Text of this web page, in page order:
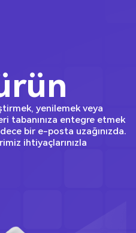
yenilemek veya
tabanınıza entegre etmek
bir e-posta uzağınızda.
ihtiyaçlarınızla